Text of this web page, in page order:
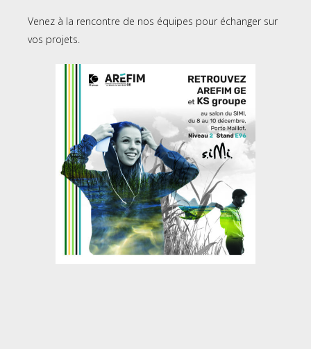
Venez à la rencontre de nos équipes pour échanger sur
vos projets.